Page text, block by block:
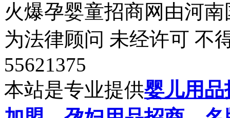
火爆孕婴童招商网由河
为法律顾问 未经许可 不
55621375
本站是专业提供婴儿用品